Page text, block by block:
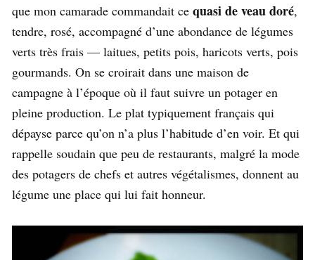
que mon camarade commandait ce quasi de veau doré,
tendre, rosé, accompagné d’une abondance de légumes
verts très frais — laitues, petits pois, haricots verts, pois
gourmands. On se croirait dans une maison de
campagne à l’époque où il faut suivre un potager en
pleine production. Le plat typiquement français qui
dépayse parce qu’on n’a plus l’habitude d’en voir. Et qui
rappelle soudain que peu de restaurants, malgré la mode
des potagers de chefs et autres végétalismes, donnent au
légume une place qui lui fait honneur.